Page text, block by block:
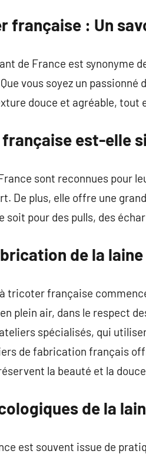
française : Un
de France est synonyme
vous soyez un
douce et agréable, tout
est-elle
sont reconnues pour
De plus, elle offre une
soit pour des pulls, des
de la
tricoter française
plein air, dans le respect
spécialisés, qui
de fabrication français
la beauté et la
de la
est souvent issue de